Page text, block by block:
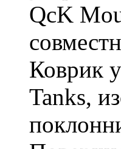
QcK
Коврик
Tanks,